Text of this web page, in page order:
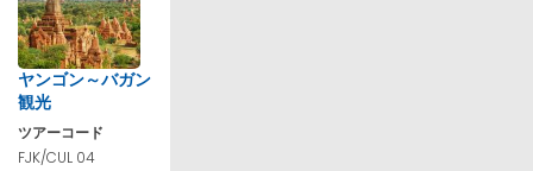
ヤンゴン～バガン
観光
ツアーコード
FJK/CUL 04